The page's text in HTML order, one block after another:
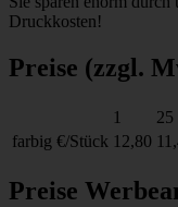
Druckkosten!
Preise (zzgl.
1 25
farbig €/Stück 12,80
Preise